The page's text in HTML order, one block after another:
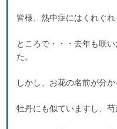
皆様、熱中症にはくれぐれ
ところで・・・去年も咲
た。
しかし、お花の名前が分
牡丹にも似ていますし、芍